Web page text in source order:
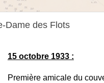
Dame des Flots
15 octobre 1933 :
Première amicale du